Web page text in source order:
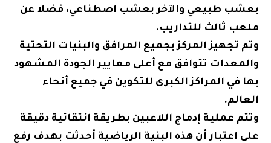
بعشب طبيعي والآخر بعشب اصطناعي، فضلا عن
ملعب ثالث للتداريب.
وتم تجهيز المركز بجميع المرافق والبنيات التحتية
والمعدات تتوافق مع أعلى معايير الجودة المشهود
بها في المراكز الكبرى للتكوين في جميع أنحاء
العالم.
وتتم عملية إدماج اللاعبين بطريقة انتقائية دقيقة
على اعتبار أن هذه البنية الرياضية أحدثت بهدف رفع